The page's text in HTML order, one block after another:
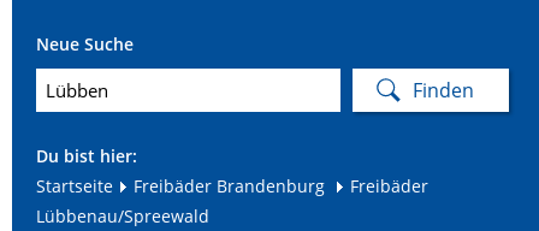
Neue Suche
Du bist hier:
Startseite
Freibäder Brandenburg
Freibäder
Lübbenau/Spreewald